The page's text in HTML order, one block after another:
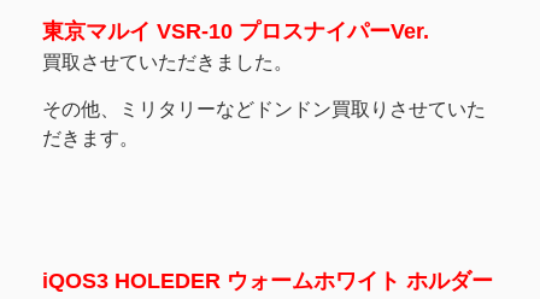
東京マルイ VSR-10 プロスナイパーVer.
買取させていただきました。
その他、ミリタリーなどドンドン買取りさせていた
だきます。
iQOS3 HOLEDER ウォームホワイト ホルダー